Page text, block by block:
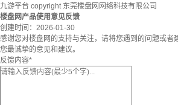
九游平台 copyright 东莞楼盘网网络科技有限公司
楼盘网产品使用意见反馈
创建时间： 2026-01-30
感谢您对楼盘网的支持与关注，请将您遇到的问题或者
您最诚挚的意见和建议。
反馈内容*